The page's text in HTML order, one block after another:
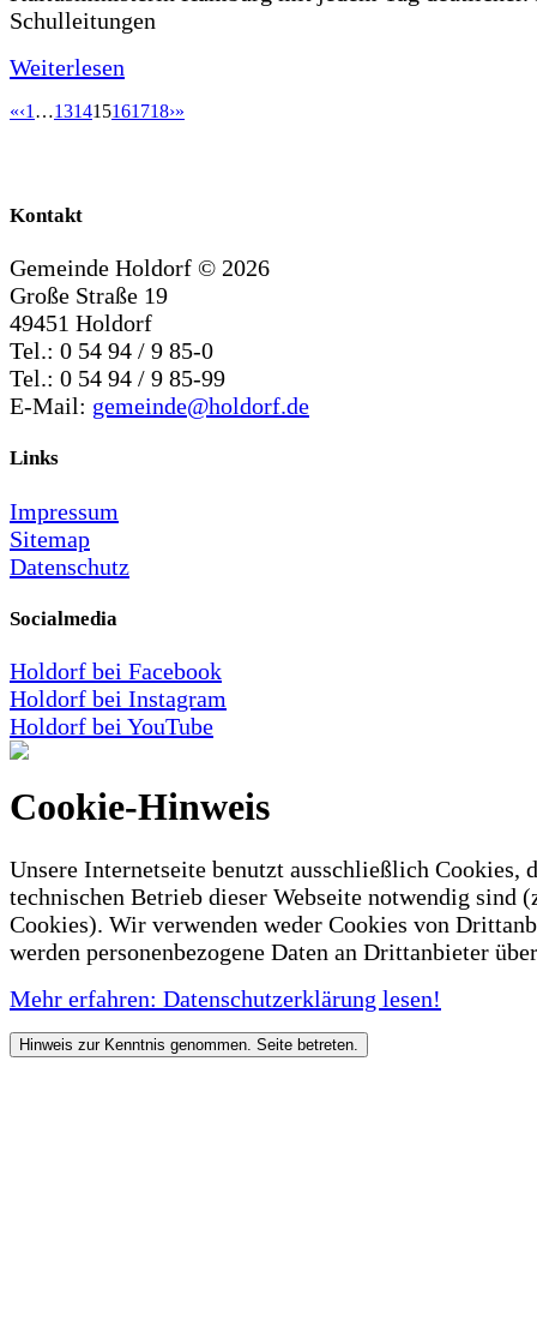
Schulleitungen
Weiterlesen
«‹1 …131415161718›»
Kontakt
Gemeinde Holdorf © 2026
Große Straße 19
49451 Holdorf
Tel.: 0 54 94 / 9 85-0
Tel.: 0 54 94 / 9 85-99
E-Mail: gemeinde@holdorf.de
Links
Impressum
Sitemap
Datenschutz
Socialmedia
Holdorf bei Facebook
Holdorf bei Instagram
Holdorf bei YouTube
Cookie-Hinweis
Unsere Internetseite benutzt ausschließlich Cookies,
technischen Betrieb dieser Webseite notwendig sind
Cookies). Wir verwenden weder Cookies von
werden personenbezogene Daten an Drittanbieter
Mehr erfahren: Datenschutzerklärung lesen!
Hinweis zur Kenntnis genommen. Seite betreten.